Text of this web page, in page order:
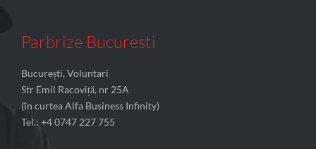
Parbrize Bucuresti
București, Voluntari
Str Emil Racoviță, nr 25A
(în curtea Alfa Business Infinity)
Tel.: +4 0747 227 755